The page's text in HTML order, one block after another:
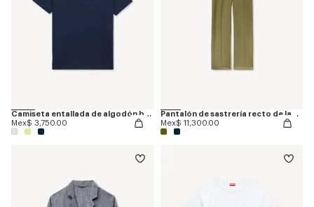
Camiseta entallada de algodón bordada 'KENZO Tulip'
Mex$ 3,750.00
Pantalón de sastrería recto de lana virgen
Mex$ 11,300.00